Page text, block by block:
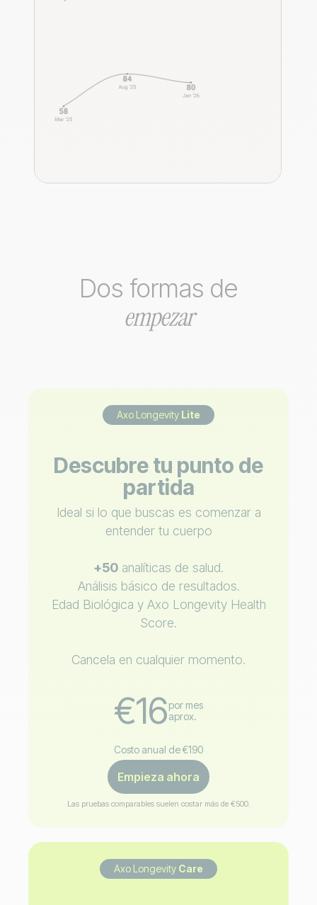
Dos formas de
empezar
Axo Longevity Lite
Descubre tu punto de
partida
Ideal si lo que buscas es comenzar a
entender tu cuerpo
+50 analíticas de salud.
Análisis básico de resultados.
Edad Biológica y Axo Longevity Health
Score.
Cancela en cualquier momento.
€16por mes
aprox.
Costo anual de €190
Empieza ahora
Las pruebas comparables suelen costar más de €500.
Axo Longevity Care